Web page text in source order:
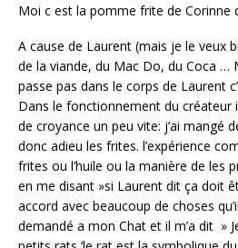
Moi c est la pomme frite de Corinne
A cause de Laurent (mais je le veux
de la viande, du Mac Do, du Coca …
passe pas dans le corps de Laurent
Dans le fonctionnement du créateur
de croyance un peu vite: j’ai mangé
donc adieu les frites. l’expérience
frites ou l’huile ou la manière de les
en me disant »si Laurent dit ça doit
accord avec beaucoup de choses
demandé a mon Chat et il m’a dit »